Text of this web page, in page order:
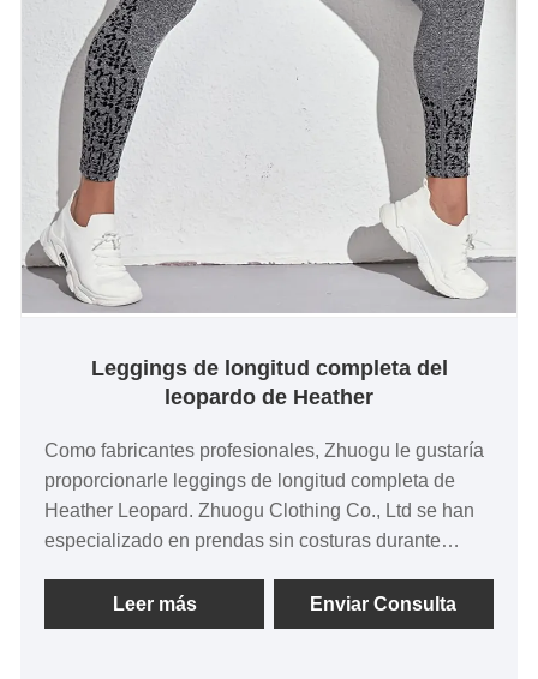
Leggings de longitud completa del
leopardo de Heather
Como fabricantes profesionales, Zhuogu le gustaría
proporcionarle leggings de longitud completa de
Heather Leopard. Zhuogu Clothing Co., Ltd se han
especializado en prendas sin costuras durante
de "calidad, credibilidad", con métodos de gestión
científica, una fuerte fuerza técnica, continuaremos
Leer más Enviar Consulta